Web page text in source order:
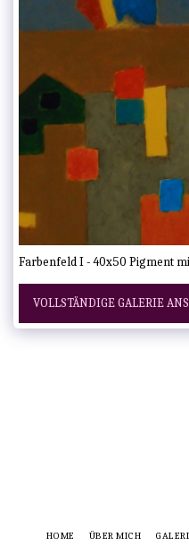
Farbenfeld I - 40x50 Pigment
VOLLSTÄNDIGE GALERIE
HOME ÜBER MICH